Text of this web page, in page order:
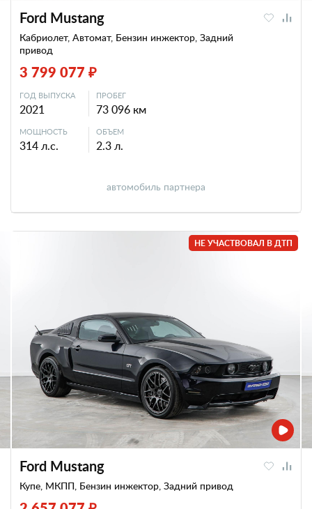
Ford Mustang
Кабриолет, Автомат, Бензин инжектор, Задний
привод
3 799 077 ₽
ГОД ВЫПУСКА
2021
ПРОБЕГ
73 096 км
МОЩНОСТЬ
314 л.с.
ОБЪЕМ
2.3 л.
автомобиль партнера
НЕ УЧАСТВОВАЛ В ДТП
Ford Mustang
Купе, МКПП, Бензин инжектор, Задний привод